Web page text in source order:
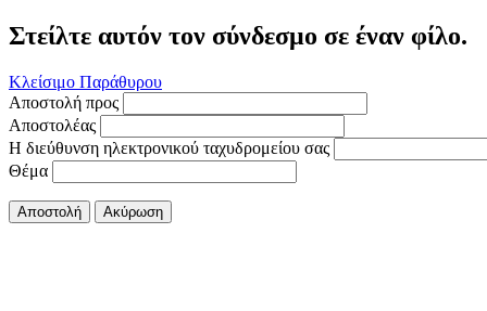
Στείλτε αυτόν τον σύνδεσμο σε έναν φίλο.
Κλείσιμο Παράθυρου
Αποστολή προς
Αποστολέας
Η διεύθυνση ηλεκτρονικού ταχυδρομείου σας
Θέμα
Αποστολή Ακύρωση